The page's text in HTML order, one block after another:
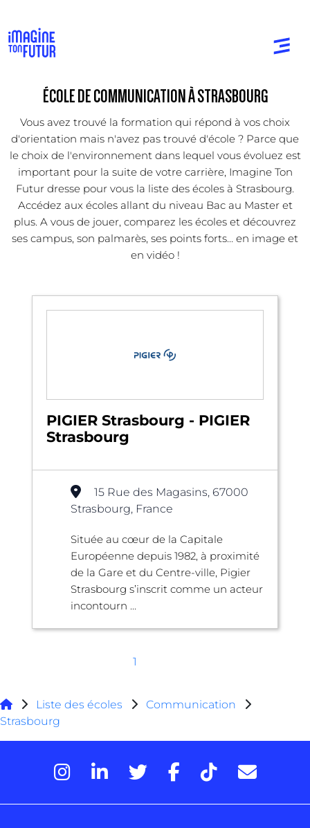
ÉCOLE DE COMMUNICATION À STRASBOURG
Vous avez trouvé la formation qui répond à vos choix
d'orientation mais n'avez pas trouvé d'école ? Parce que
le choix de l'environnement dans lequel vous évoluez est
important pour la suite de votre carrière, Imagine Ton
Futur dresse pour vous la liste des écoles à Strasbourg.
Accédez aux écoles allant du niveau Bac au Master et
plus. A vous de jouer, comparez les écoles et découvrez
ses campus, son palmarès, ses points forts... en image et
en vidéo !
PIGIER Strasbourg - PIGIER
Strasbourg
15 Rue des Magasins, 67000
Strasbourg, France
Située au cœur de la Capitale
Européenne depuis 1982, à proximité
de la Gare et du Centre-ville, Pigier
Strasbourg s’inscrit comme un acteur
incontourn ...
1
Liste des écoles
Communication
Strasbourg